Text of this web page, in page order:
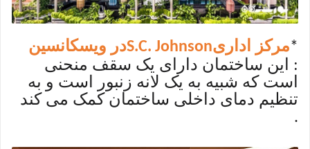
*مرکز اداریS.C. Johnsonدر ویسکانسین
: این ساختمان دارای یک سقف منحنی
است که شبیه به یک لانه زنبور است و به
تنظیم دمای داخلی ساختمان کمک می کند
.